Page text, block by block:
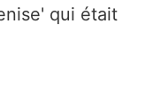
qui était